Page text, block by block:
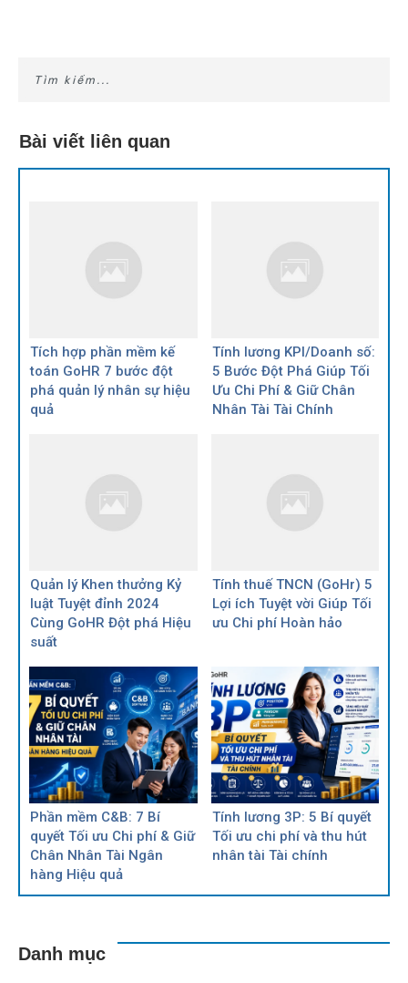
Bài viết liên quan
Tích hợp phần mềm kế
toán GoHR 7 bước đột
phá quản lý nhân sự hiệu
quả
Tính lương KPI/Doanh số:
5 Bước Đột Phá Giúp Tối
Ưu Chi Phí & Giữ Chân
Nhân Tài Tài Chính
Quản lý Khen thưởng Kỷ
luật Tuyệt đỉnh 2024
Cùng GoHR Đột phá Hiệu
suất
Tính thuế TNCN (GoHr) 5
Lợi ích Tuyệt vời Giúp Tối
ưu Chi phí Hoàn hảo
Phần mềm C&B: 7 Bí
quyết Tối ưu Chi phí & Giữ
Chân Nhân Tài Ngân
hàng Hiệu quả
Tính lương 3P: 5 Bí quyết
Tối ưu chi phí và thu hút
nhân tài Tài chính
Danh mục